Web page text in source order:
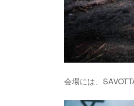
会場には、